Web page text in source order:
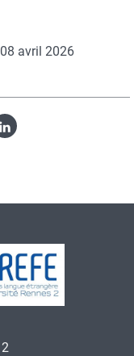
avril 2026
Linked